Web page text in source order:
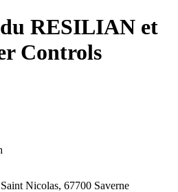
RESILIAN et
Controls
Nicolas, 67700 Saverne